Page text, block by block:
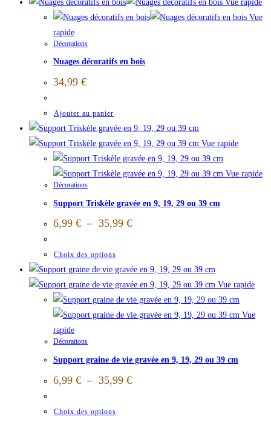
Vue rapide
Vue
rapide
Décorations
Nuages décoratifs en bois
34,99 €
Ajouter au panier
Vue rapide
Vue rapide
Décorations
Support Triskèle gravée en 9, 19, 29 ou 39 cm
6,99 € – 35,99 €
Choix des options
Vue rapide
Vue
rapide
Décorations
Support graine de vie gravée en 9, 19, 29 ou 39 cm
6,99 € – 35,99 €
Choix des options